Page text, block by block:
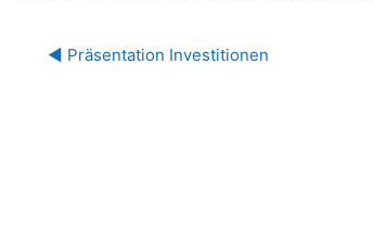
◀︎ Präsentation Investitionen